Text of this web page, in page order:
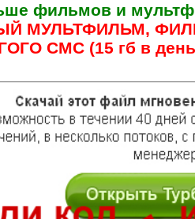
фильмов и
МУЛЬТФИЛЬМ,
СМС (15 гб в